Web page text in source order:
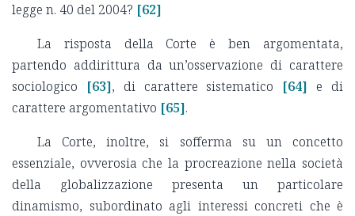
legge n. 40 del 2004? [62]
La risposta della Corte è ben argomentata,
partendo addirittura da un’osservazione di carattere
sociologico
[63], di carattere sistematico [64] e di
carattere argomentativo [65].
La Corte, inoltre, si sofferma su un concetto
essenziale, ovverosia che la procreazione nella società
della globalizzazione presenta un particolare
dinamismo, subordinato agli interessi concreti che è